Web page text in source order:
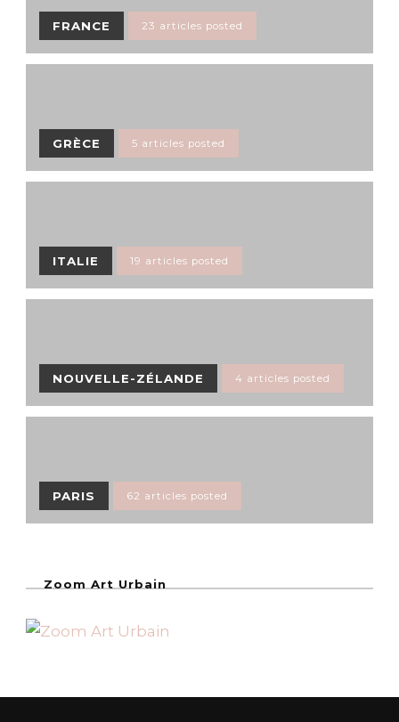
FRANCE 23 articles posted
GRÈCE 5 articles posted
ITALIE 19 articles posted
NOUVELLE-ZÉLANDE 4 articles posted
PARIS 62 articles posted
Zoom Art Urbain